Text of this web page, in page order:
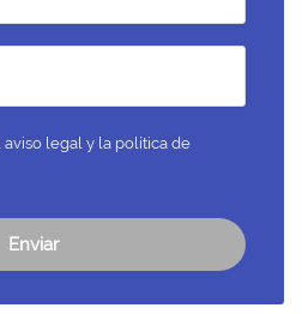
aviso legal y la política de
Enviar